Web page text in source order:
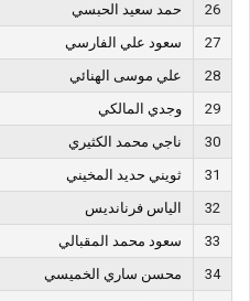
26
حمد سعيد الحبسي
27
سعود علي الفارسي
28
علي موسى الهنائي
29
وجدي المالكي
30
ناجي محمد الكثيري
31
ثويني حديد المخيني
32
الياس فرنانديس
33
سعود محمد المقبالي
34
محسن ساري الخميسي